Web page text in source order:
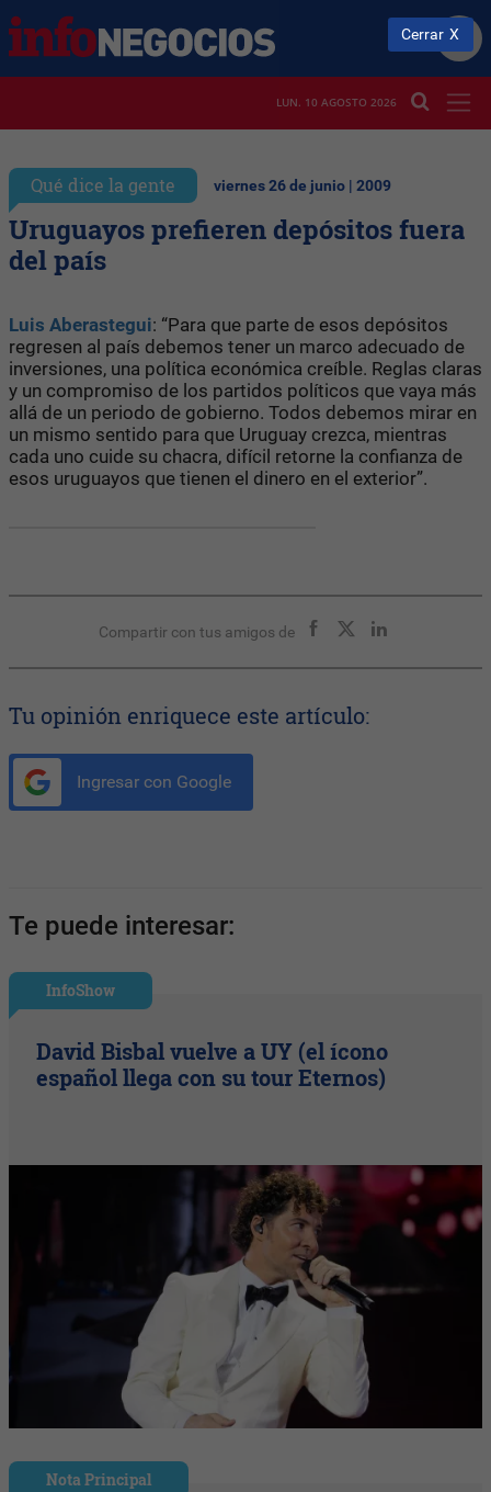
LUN. 10 AGOSTO 2026
Qué dice la gente viernes 26 de junio | 2009
Uruguayos prefieren depósitos fuera
del país
Luis Aberastegui: “Para que parte de esos depósitos
regresen al país debemos tener un marco adecuado de
inversiones, una política económica creíble. Reglas claras
y un compromiso de los partidos políticos que vaya más
allá de un periodo de gobierno. Todos debemos mirar en
un mismo sentido para que Uruguay crezca, mientras
cada uno cuide su chacra, difícil retorne la confianza de
esos uruguayos que tienen el dinero en el exterior”.
Compartir con tus amigos de
Tu opinión enriquece este artículo:
Ingresar con Google
Te puede interesar:
InfoShow
David Bisbal vuelve a UY (el ícono
español llega con su tour Eternos)
Nota Principal
Cerrar